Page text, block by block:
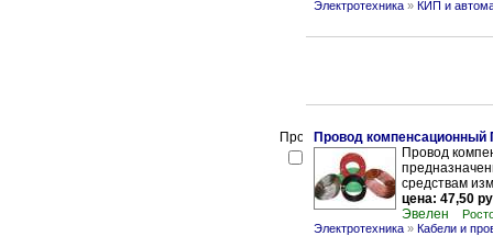
Электротехника » КИП и
Провод компенсационный
Провод
средствам
цена: 47,50
Эвелен
Электротехника » Кабели и